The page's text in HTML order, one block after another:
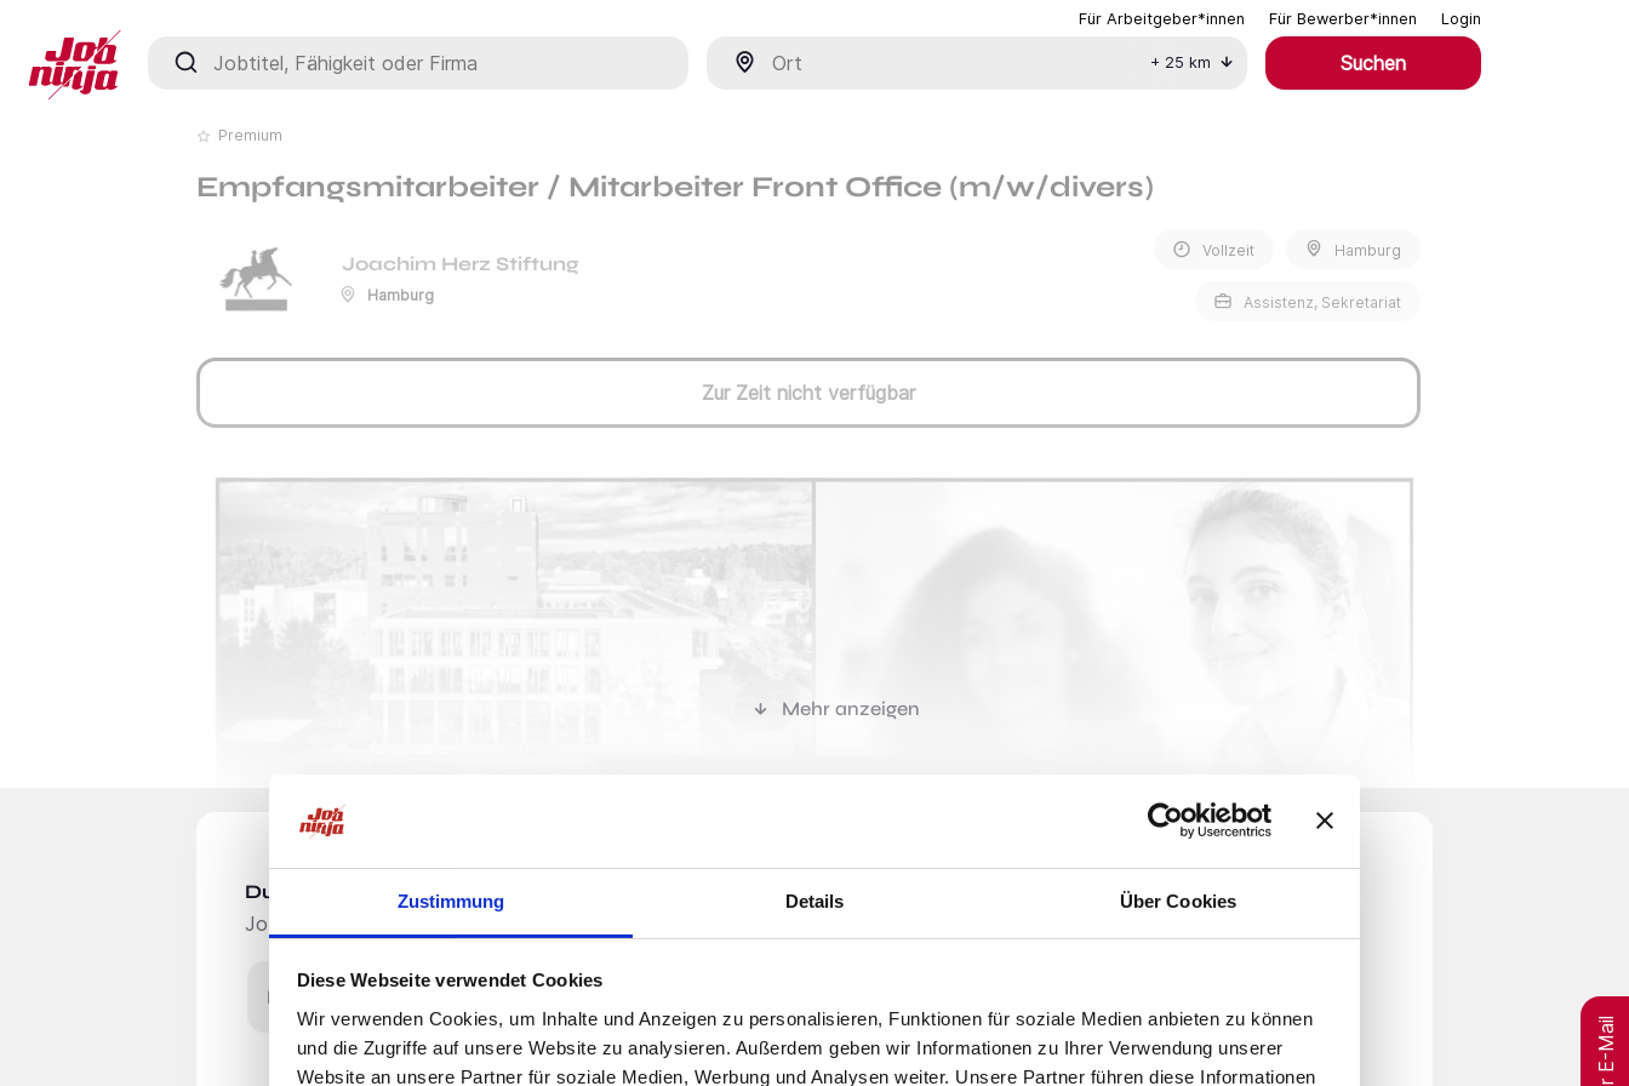
Zustimmung Details Über Cookies
Diese Webseite verwendet Cookies
Wir verwenden Cookies, um Inhalte und Anzeigen zu personalisieren, Funktionen für soziale Medien anbieten zu können
und die Zugriffe auf unsere Website zu analysieren. Außerdem geben wir Informationen zu Ihrer Verwendung unserer
Website an unsere Partner für soziale Medien, Werbung und Analysen weiter. Unsere Partner führen diese Informationen
Für Arbeitgeber*innen Für Bewerber*innen Login
Jobtitel, Fähigkeit oder Firma
+ 25 km Suchen
Premium
Empfangsmitarbeiter / Mitarbeiter Front Office (m/w/divers)
Joachim Herz Stiftung
Hamburg
Vollzeit Hamburg
Assistenz, Sekretariat
Zur Zeit nicht verfügbar
Mehr anzeigen
Du möchtest Jobs, die zu Dir passen?
Jobangebote per E-Mail erhalten
E-Mail-Adresse